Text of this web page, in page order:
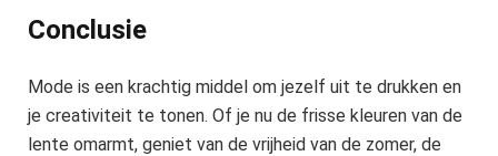
Conclusie
Mode is een krachtig middel om jezelf uit te drukken en
je creativiteit te tonen. Of je nu de frisse kleuren van de
lente omarmt, geniet van de vrijheid van de zomer, de